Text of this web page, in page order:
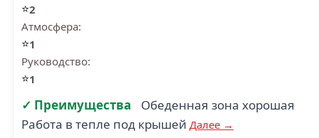
⭐2
Атмосфера:
⭐1
Руководство:
⭐1
✓ Преимущества
Обеденная зона хорошая
Работа в тепле под крышей Далее →